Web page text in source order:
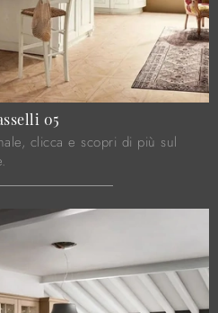
05
clicca e scopri di più sul